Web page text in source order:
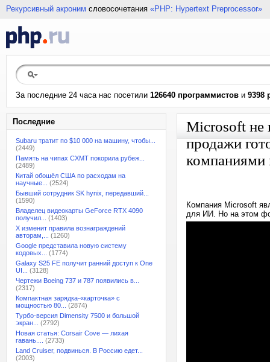
Рекурсивный акроним словосочетания «PHP: Hypertext Preprocessor»
За последние 24 часа нас посетили 126640 программистов и 9398
Последние
Subaru тратит по $10 000 на машину, чтобы...
(2449)
Память на чипах CXMT покорила рубеж...
(2489)
Китай обошёл США по расходам на
научные...
(2524)
Бывший сотрудник SK hynix, передавший...
(1590)
Владелец видеокарты GeForce RTX 4090
получил...
(1403)
X изменит правила вознаграждений
авторам,...
(1260)
Google представила новую систему
кодовых...
(1774)
Galaxy S25 FE получит ранний доступ к One
UI...
(3128)
Чертежи Boeing 737 и 787 появились в...
(2317)
Компактная зарядка-«карточка» с
мощностью 80...
(2874)
Турбо-версия Dimensity 7500 и большой
экран...
(2792)
Новая статья: Corsair Cove — лихая
гавань....
(2733)
Land Cruiser, подвинься. В Россию едет...
(2003)
Microsoft не
продажи
компаниями
Компания Microsoft
для ИИ. Но на этом